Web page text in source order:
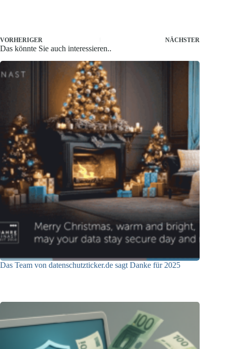
VORHERIGER NÄCHSTER
Das könnte Sie auch interessieren..
Das Team von datenschutzticker.de sagt Danke für 2025